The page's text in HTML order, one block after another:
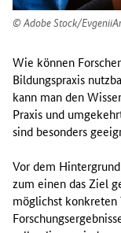
Adobe Stock/
Wie können
Bildungspraxis
kann man den
Praxis und
sind besonders
Vor dem
zum einen das Ziel
möglichst konkreten